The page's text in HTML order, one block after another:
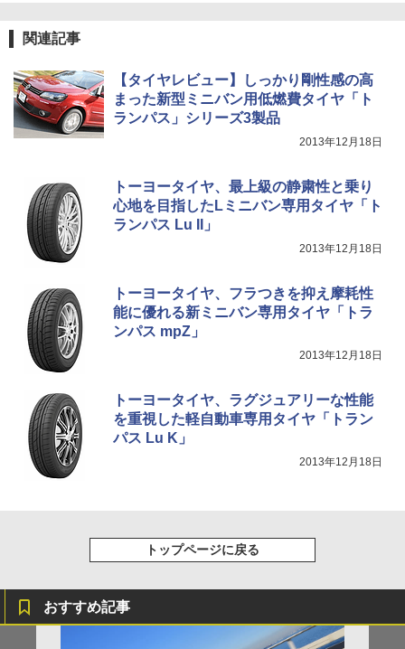
関連記事
【タイヤレビュー】しっかり剛性感の高
まった新型ミニバン用低燃費タイヤ「ト
ランパス」シリーズ3製品
2013年12月18日
トーヨータイヤ、最上級の静粛性と乗り
心地を目指したLミニバン専用タイヤ「ト
ランパス Lu II」
2013年12月18日
トーヨータイヤ、フラつきを抑え摩耗性
能に優れる新ミニバン専用タイヤ「トラ
ンパス mpZ」
2013年12月18日
トーヨータイヤ、ラグジュアリーな性能
を重視した軽自動車専用タイヤ「トラン
パス Lu K」
2013年12月18日
トップページに戻る
おすすめ記事